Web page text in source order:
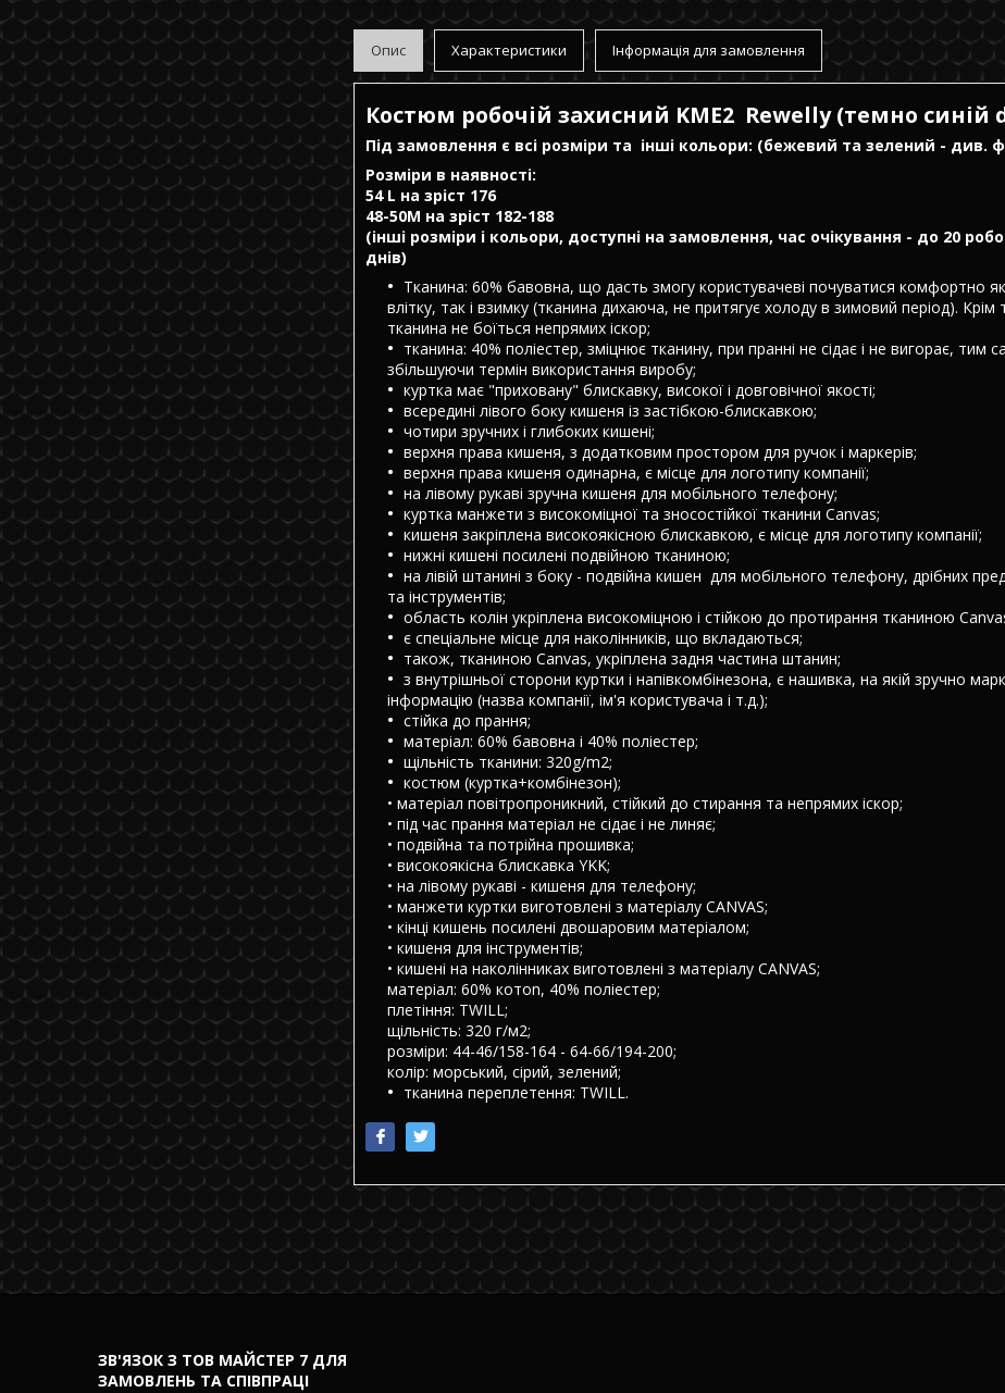
Опис Характеристики Інформація для замовлення
Костюм робочій захисний KME2 Rewelly (темно синій
Під замовлення є всі розміри та інші кольори: (бежевий та зелений - див.
Розміри в наявності:
54 L на зріст 176
48-50M на зріст 182-188
(інші розміри і кольори, доступні на замовлення, час очікування - до 20
днів)
Тканина: 60% бавовна, що дасть змогу користувачеві почуватися комфортно як
влітку, так і взимку (тканина дихаюча, не притягує холоду в зимовий період). Крім
тканина не боїться непрямих іскор;
тканина: 40% поліестер, зміцнює тканину, при пранні не сідає і не вигорає, тим
збільшуючи термін використання виробу;
куртка має "приховану" блискавку, високої і довговічної якості;
всередині лівого боку кишеня із застібкою-блискавкою;
чотири зручних і глибоких кишені;
верхня права кишеня, з додатковим простором для ручок і маркерів;
верхня права кишеня одинарна, є місце для логотипу компанії;
на лівому рукаві зручна кишеня для мобільного телефону;
куртка манжети з високоміцної та зносостійкої тканини Canvas;
кишеня закріплена високоякісною блискавкою, є місце для логотипу компанії;
нижні кишені посилені подвійною тканиною;
на лівій штанині з боку - подвійна кишен для мобільного телефону, дрібних
та інструментів;
область колін укріплена високоміцною і стійкою до протирання тканиною
є спеціальне місце для наколінників, що вкладаються;
також, тканиною Canvas, укріплена задня частина штанин;
з внутрішньої сторони куртки і напівкомбінезона, є нашивка, на якій зручно
інформацію (назва компанії, ім'я користувача і т.д.);
стійка до прання;
матеріал: 60% бавовна і 40% поліестер;
щільність тканини: 320g/m2;
костюм (куртка+комбінезон);
• матеріал повітропроникний, стійкий до стирання та непрямих іскор;
• під час прання матеріал не сідає і не линяє;
• подвійна та потрійна прошивка;
• високоякісна блискавка YKK;
• на лівому рукаві - кишеня для телефону;
• манжети куртки виготовлені з матеріалу CANVAS;
• кінці кишень посилені двошаровим матеріалом;
• кишеня для інструментів;
• кишені на наколінниках виготовлені з матеріалу CANVAS;
матеріал: 60% котоn, 40% поліестер;
плетіння: TWILL;
щільність: 320 г/м2;
розміри: 44-46/158-164 - 64-66/194-200;
колір: морський, сірий, зелений;
тканина переплетення: TWILL.
ЗВ'ЯЗОК З ТОВ МАЙСТЕР 7 ДЛЯ
ЗАМОВЛЕНЬ ТА СПІВПРАЦІ